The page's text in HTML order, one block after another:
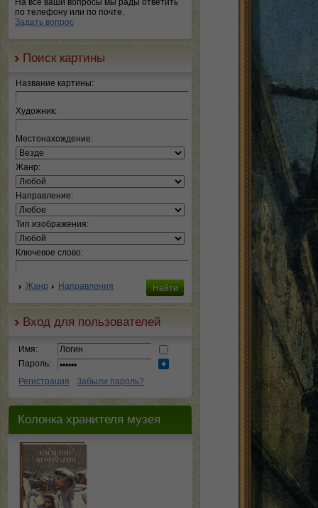
На все ваши вопросы мы рады ответить
по телефону или по почте.
Задать вопрос
Поиск картины
Название картины:
Художник:
Местонахождение:
Жанр:
Направление:
Тип изображения:
Ключевое слово:
Жанр Направления
Вход для пользователей
Имя:
Пароль:
Регистрация
Забыли пароль?
Колонка хранителя музея